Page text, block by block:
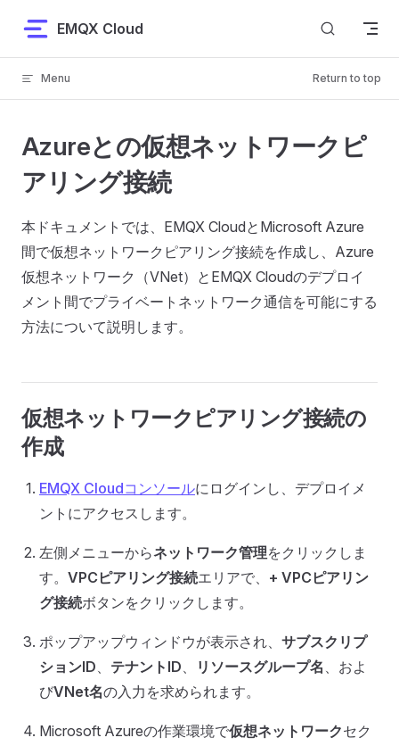
Skip to content
EMQX Cloud
Menu Return to top
Azureとの仮想ネットワークピ
アリング接続
本ドキュメントでは、EMQX CloudとMicrosoft Azure
間で仮想ネットワークピアリング接続を作成し、Azure
仮想ネットワーク（VNet）とEMQX Cloudのデプロイ
メント間でプライベートネットワーク通信を可能にする
方法について説明します。
仮想ネットワークピアリング接続の
作成
EMQX Cloudコンソールにログインし、デプロイメ
ントにアクセスします。
左側メニューからネットワーク管理をクリックしま
す。 VPCピアリング接続エリアで、 + VPCピアリン
グ接続ボタンをクリックします。
ポップアップウィンドウが表示され、 サブスクリプ
ションID、 テナントID、 リソースグループ名 、およ
びVNet名の入力を求められます。
Microsoft Azureの作業環境で仮想ネットワークセク